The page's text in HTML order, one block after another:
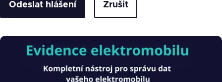
Zrušit
Obrázek